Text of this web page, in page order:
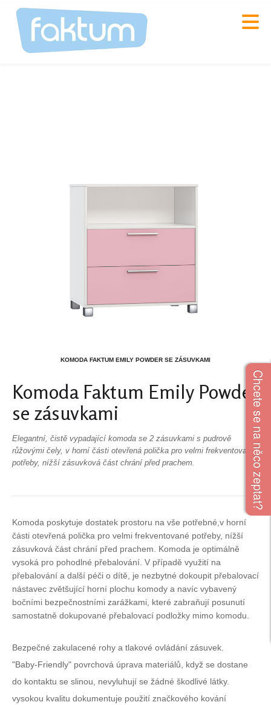
KOMODA FAKTUM EMILY POWDER SE ZÁSUVKAMI
Komoda Faktum Emily Powder
se zásuvkami
Elegantní, čistě vypadající komoda se 2 zásuvkami s pudrově
růžovými čely, v horní části otevřená polička pro velmi frekventované
potřeby, nížší zásuvková část chrání před prachem.
Komoda poskytuje dostatek prostoru na vše potřebné,v horní
části otevřená polička pro velmi frekventované potřeby, nížší
zásuvková část chrání před prachem. Komoda je optimálně
vysoká pro pohodlné přebalování. V případě využití na
přebalování a další péči o dítě, je nezbytné dokoupit přebalovací
nástavec zvětšující horní plochu komody a navíc vybavený
bočními bezpečnostními zarážkami, které zabraňují posunutí
samostatně dokupované přebalovací podložky mimo komodu.
Bezpečné zakulacené rohy a tlakové ovládání zásuvek.
"Baby-Friendly" povrchová úprava materiálů, když se dostane
do kontaktu se slinou, nevyluhují se žádné škodlivé látky.
vysokou kvalitu dokumentuje použití značkového kování
Chcete se na něco zeptat?